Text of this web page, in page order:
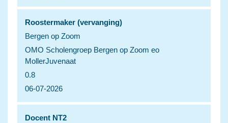
Roostermaker (vervanging)
Bergen op Zoom
OMO Scholengroep Bergen op Zoom eo
MollerJuvenaat
0.8
06-07-2026
Docent NT2